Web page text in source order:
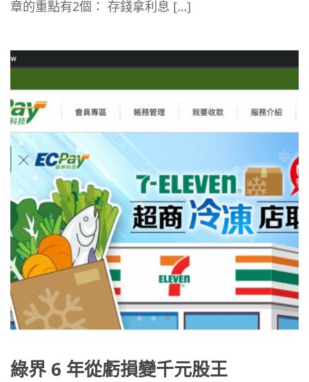
章的重點有2個： 存錢拿利息 […]
綠界 6 年從虧損變千元股王